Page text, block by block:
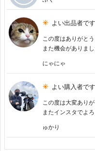
よい出品者です
この度はありがとう
また機会がありま
にゃにゃ
よい購入者です
この度は大変あり
またインスタでよ
ゅかり